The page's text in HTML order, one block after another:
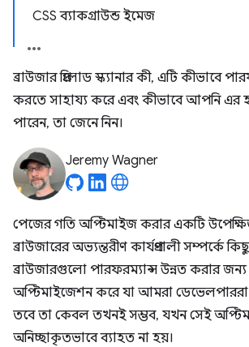
CSS ব্যাকগ্রাউন্ড ইমেজ
ব্রাউজার প্রিলোড স্ক্যানার কী, এটি কীভাবে
করতে সাহায্য করে এবং কীভাবে আপনি এর
পারেন, তা জেনে নিন।
Jeremy Wagner
পেজের গতি অপ্টিমাইজ করার একটি
ব্রাউজারের অভ্যন্তরীণ কার্যপ্রণালী সম্পর্কে
ব্রাউজারগুলো পারফরম্যান্স উন্নত করার
অপ্টিমাইজেশন করে যা আমরা
তবে তা কেবল তখনই সম্ভব, যখন সেই
অনিচ্ছাকৃতভাবে ব্যাহত না হয়।